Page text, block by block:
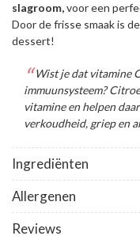
slagroom,voor een
Door de frisse smaak is
dessert!
Ingrediënten
Allergenen
Wist je dat vitamine
immuunsysteem?
vitamine en helpen
verkoudheid, griep en
Reviews